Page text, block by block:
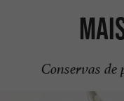
Conservas de